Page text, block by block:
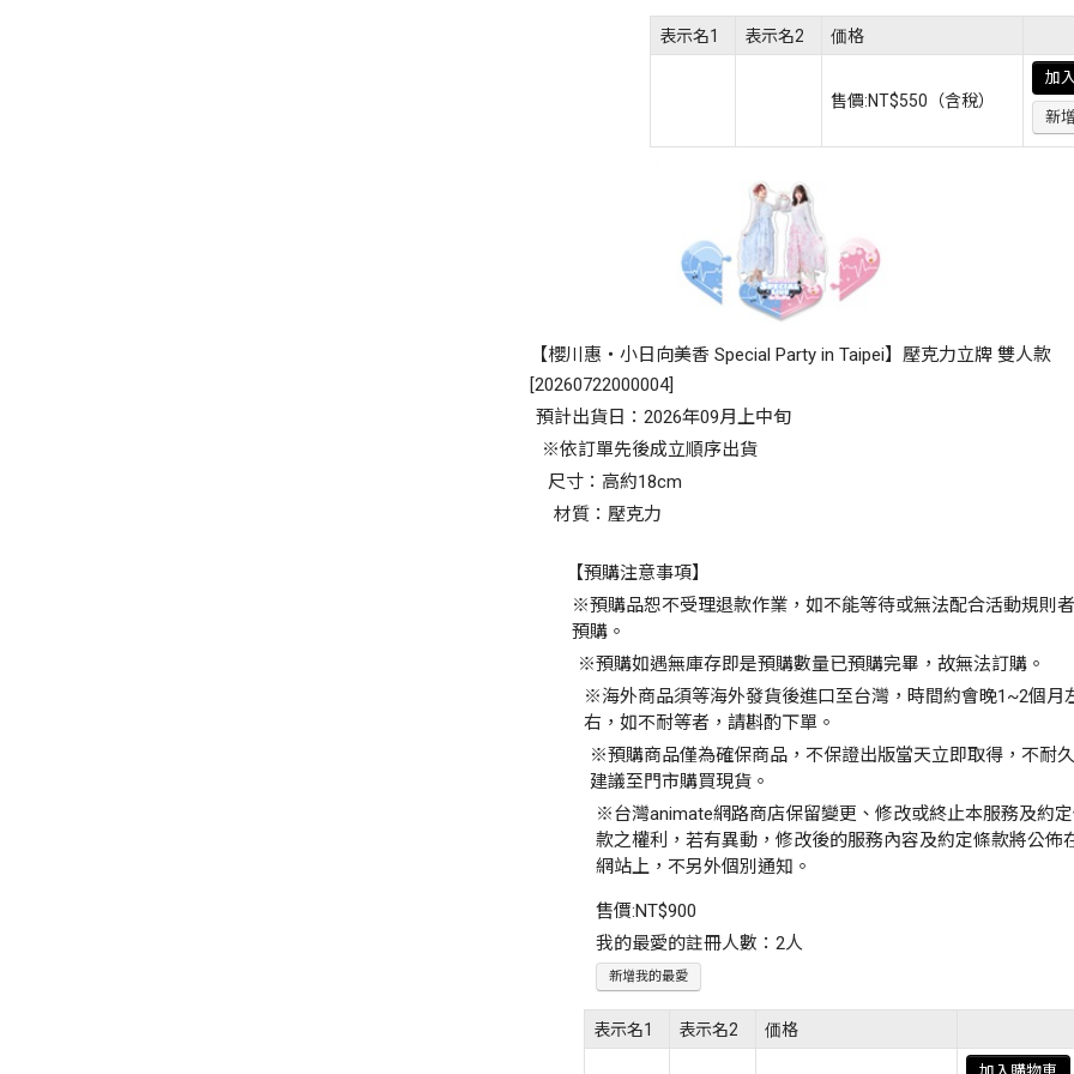
表示名1 表示名2 価格
售價:NT$550 （含稅）
加
新
【櫻川惠・小日向美香 Special Party in Taipei】壓克力立牌 雙人款
[20260722000004]
預計出貨日：2026年09月上中旬
※依訂單先後成立順序出貨
尺寸：高約18cm
材質：壓克力
【預購注意事項】
※預購品恕不受理退款作業，如不能等待或無法配合活動規則
預購。
※預購如遇無庫存即是預購數量已預購完畢，故無法訂購。
※海外商品須等海外發貨後進口至台灣，時間約會晚1~2個月
右，如不耐等者，請斟酌下單。
※預購商品僅為確保商品，不保證出版當天立即取得，不耐
建議至門市購買現貨。
※台灣animate網路商店保留變更、修改或終止本服務及約
款之權利，若有異動，修改後的服務內容及約定條款將公佈
網站上，不另外個別通知。
售價:NT$900
我的最愛的註冊人數：2人
新增我的最愛
表示名1 表示名2 価格